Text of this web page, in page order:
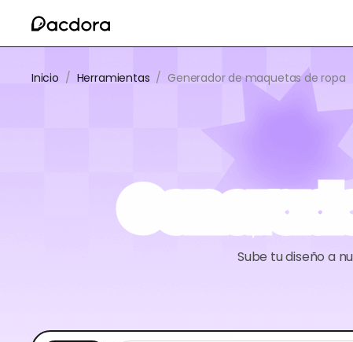
Inicio / Herramientas / Generador de maquetas de ropa
Sube tu diseño a